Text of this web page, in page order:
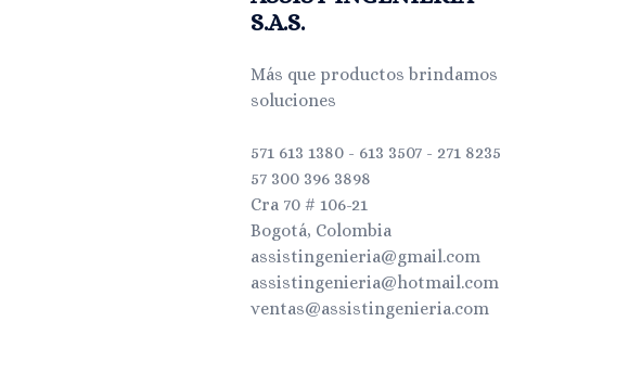
S.A.S.
Más que productos brindamos
soluciones
571 613 1380 - 613 3507 - 271 8235
57 300 396 3898
Cra 70 # 106-21
Bogotá, Colombia
assistingenieria@gmail.com
assistingenieria@hotmail.com
ventas@assistingenieria.com